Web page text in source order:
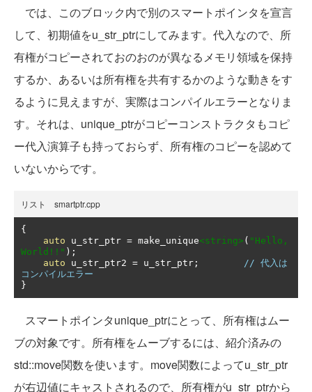
では、このブロック内で別のスマートポインタを宣言
して、初期値をu_str_ptrにしてみます。代入なので、所
有権がコピーされておのおのが異なるメモリ領域を保持
するか、あるいは所有権を共有するかのような動きをす
るように見えますが、実際はコンパイルエラーとなりま
す。それは、unique_ptrがコピーコンストラクタもコピ
ー代入演算子も持っておらず、所有権のコピーを認めて
いないからです。
リスト smartptr.cpp
{
auto u_str_ptr = make_unique<string> ( "Hello,
World!!" );
auto u_str_ptr2 = u_str_ptr ;
// 代入は
コンパイルエラー
}
スマートポインタunique_ptrにとって、所有権はムー
ブの対象です。所有権をムーブするには、紹介済みの
std::move関数を使います。move関数によってu_str_ptr
が右辺値にキャストされるので、所有権がu_str_ptrから